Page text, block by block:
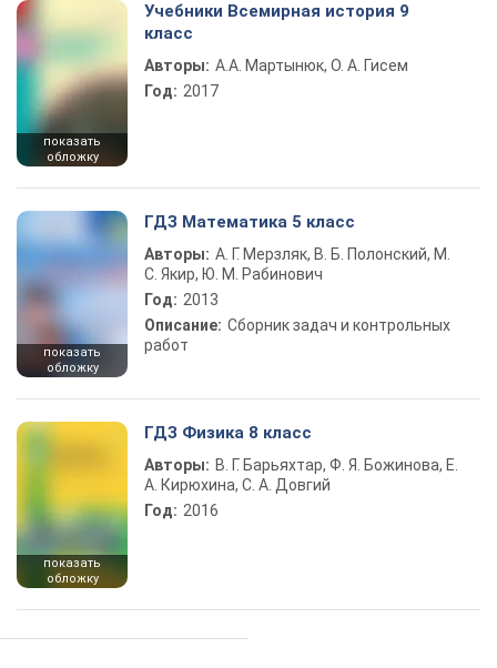
показать
обложку
Учебники Всемирная история 9
класс
Авторы: А.А. Мартынюк, О. А. Гисем
Год: 2017
показать
обложку
ГДЗ Математика 5 класс
Авторы: А. Г. Мерзляк, В. Б. Полонский, М.
С. Якир, Ю. М. Рабинович
Год: 2013
Описание: Сборник задач и контрольных
работ
показать
обложку
ГДЗ Физика 8 класс
Авторы: В. Г. Барьяхтар, Ф. Я. Божинова, Е.
А. Кирюхина, С. А. Довгий
Год: 2016